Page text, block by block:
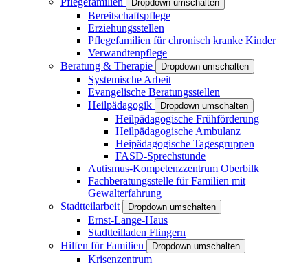
Dropdown umschalten
Bereitschaftspflege
Erziehungsstellen
Pflegefamilien für chronisch kranke Kinder
Verwandtenpflege
Beratung & Therapie
Dropdown umschalten
Systemische Arbeit
Evangelische Beratungsstellen
Heilpädagogik
Dropdown umschalten
Heilpädagogische Frühförderung
Heilpädagogische Ambulanz
Heipädagogische Tagesgruppen
FASD-Sprechstunde
Autismus-Kompetenzzentrum Oberbilk
Fachberatungsstelle für Familien mit
Gewalterfahrung
Stadtteilarbeit
Dropdown umschalten
Ernst-Lange-Haus
Stadtteilladen Flingern
Hilfen für Familien
Dropdown umschalten
Krisenzentrum